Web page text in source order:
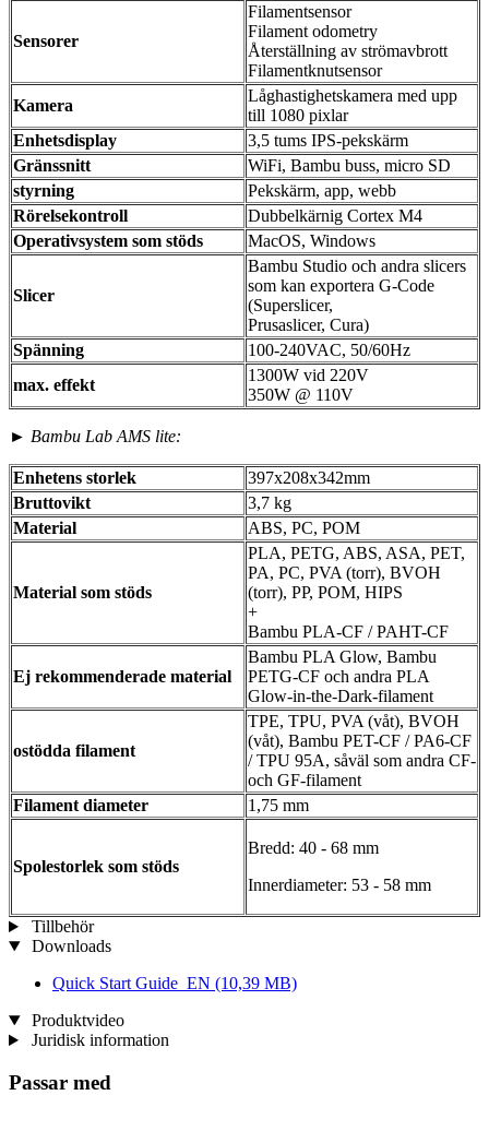
Sensorer
Filamentsensor
Filament odometry
Återställning av strömavbrott
Filamentknutsensor
Kamera
Låghastighetskamera med upp
till 1080 pixlar
Enhetsdisplay
3,5 tums IPS-pekskärm
Gränssnitt
WiFi, Bambu buss, micro SD
styrning
Pekskärm, app, webb
Rörelsekontroll
Dubbelkärnig Cortex M4
Operativsystem som stöds
MacOS, Windows
Slicer
Bambu Studio och andra slicers
som kan exportera G-Code
(Superslicer,
Prusaslicer, Cura)
Spänning
100-240VAC, 50/60Hz
max. effekt
1300W vid 220V
350W @ 110V
► Bambu Lab AMS lite:
Enhetens storlek
397x208x342mm
Bruttovikt
3,7 kg
Material
ABS, PC, POM
Material som stöds
PLA, PETG, ABS, ASA, PET,
PA, PC, PVA (torr), BVOH
(torr), PP, POM, HIPS
+
Bambu PLA-CF / PAHT-CF
Ej rekommenderade material
Bambu PLA Glow, Bambu
PETG-CF och andra PLA
Glow-in-the-Dark-filament
ostödda filament
TPE, TPU, PVA (våt), BVOH
(våt), Bambu PET-CF / PA6-CF
/ TPU 95A, såväl som andra CF-
och GF-filament
Filament diameter
1,75 mm
Spolestorlek som stöds
Bredd: 40 - 68 mm
Innerdiameter: 53 - 58 mm
Tillbehör
Downloads
Quick Start Guide_EN (10,39 MB)
Produktvideo
Juridisk information
Passar med